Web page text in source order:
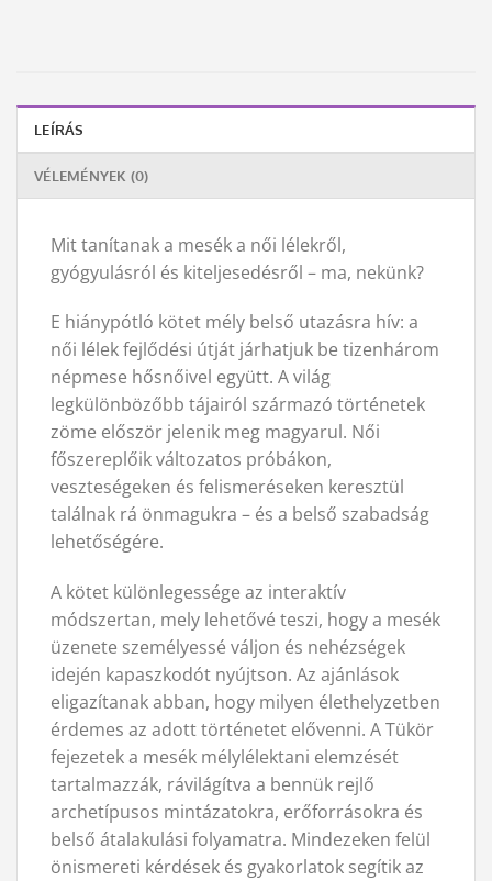
LEÍRÁS
VÉLEMÉNYEK (0)
Mit tanítanak a mesék a női lélekről,
gyógyulásról és kiteljesedésről – ma, nekünk?
E hiánypótló kötet mély belső utazásra hív: a
női lélek fejlődési útját járhatjuk be tizenhárom
népmese hősnőivel együtt. A világ
legkülönbözőbb tájairól származó történetek
zöme először jelenik meg magyarul. Női
főszereplőik változatos próbákon,
veszteségeken és felismeréseken keresztül
találnak rá önmagukra – és a belső szabadság
lehetőségére.
A kötet különlegessége az interaktív
módszertan, mely lehetővé teszi, hogy a mesék
üzenete személyessé váljon és nehézségek
idején kapaszkodót nyújtson. Az ajánlások
eligazítanak abban, hogy milyen élethelyzetben
érdemes az adott történetet elővenni. A Tükör
fejezetek a mesék mélylélektani elemzését
tartalmazzák, rávilágítva a bennük rejlő
archetípusos mintázatokra, erőforrásokra és
belső átalakulási folyamatra. Mindezeken felül
önismereti kérdések és gyakorlatok segítik az